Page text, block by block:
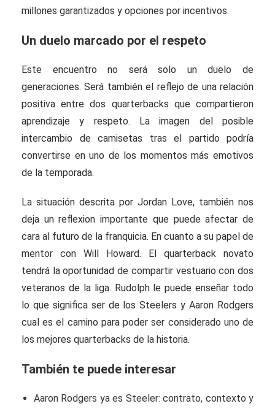
millones garantizados y opciones por incentivos.
Un duelo marcado por el respeto
Este encuentro no será solo un duelo de
generaciones. Será también el reflejo de una relación
positiva entre dos quarterbacks que compartieron
aprendizaje y respeto. La imagen del posible
intercambio de camisetas tras el partido podría
convertirse en uno de los momentos más emotivos
de la temporada.
La situación descrita por Jordan Love, también nos
deja un reflexion importante que puede afectar de
cara al futuro de la franquicia. En cuanto a su papel de
mentor con Will Howard. El quarterback novato
tendrá la oportunidad de compartir vestuario con dos
veteranos de la liga. Rudolph le puede enseñar todo
lo que significa ser de los Steelers y Aaron Rodgers
cual es el camino para poder ser considerado uno de
los mejores quarterbacks de la historia.
También te puede interesar
Aaron Rodgers ya es Steeler: contrato, contexto y